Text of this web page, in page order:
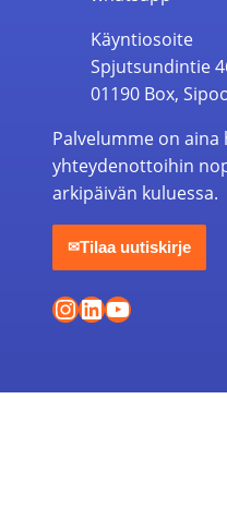
Käyntiosoite
Spjutsundintie
01190 Box,
Palvelumme on
yhteydenottoihin
arkipäivän kuluessa.
✉Tilaa uutiskirje
Instagram
LinkedIn
YouTube